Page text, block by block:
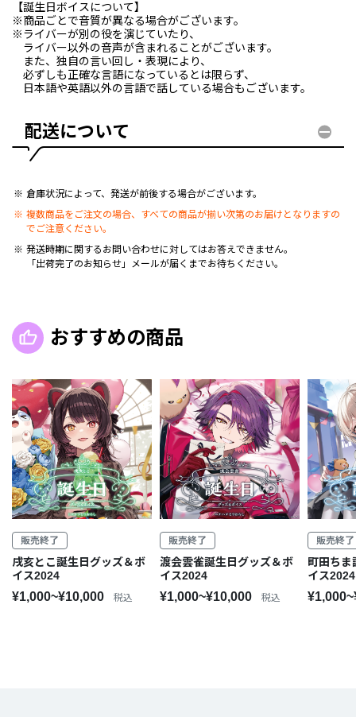
【誕生日ボイスについて】
※商品ごとで音質が異なる場合がございます。
※ライバーが別の役を演じていたり、
ライバー以外の音声が含まれることがございます。
また、独自の言い回し・表現により、
必ずしも正確な言語になっているとは限らず、
日本語や英語以外の言語で話している場合もございます。
配送について
倉庫状況によって、発送が前後する場合がございます。
複数商品をご注文の場合、すべての商品が揃い次第のお届けとなりますの
でご注意ください。
発送時期に関するお問い合わせに対してはお答えできません。
「出荷完了のお知らせ」メールが届くまでお待ちください。
おすすめの商品
販売終了
戌亥とこ誕生日グッズ＆ボ
イス2024
¥1,000~¥10,000 税込
販売終了
渡会雲雀誕生日グッズ＆ボ
イス2024
¥1,000~¥10,000 税込
販売終了
町田ちま
イス2024